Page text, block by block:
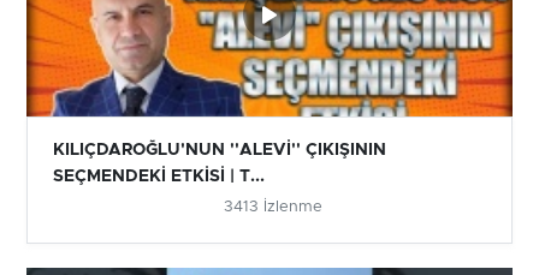
KILIÇDAROĞLU'NUN ''ALEVİ'' ÇIKIŞININ
SEÇMENDEKİ ETKİSİ | T...
3413 İzlenme